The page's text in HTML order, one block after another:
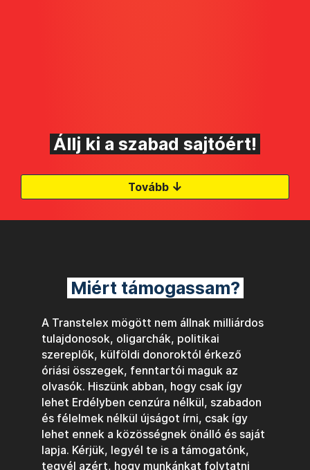
Állj ki a szabad sajtóért!
Tovább ↓
Miért támogassam?
A Transtelex mögött nem állnak milliárdos
tulajdonosok, oligarchák, politikai
szereplők, külföldi donoroktól érkező
óriási összegek, fenntartói maguk az
olvasók. Hiszünk abban, hogy csak így
lehet Erdélyben cenzúra nélkül, szabadon
és félelmek nélkül újságot írni, csak így
lehet ennek a közösségnek önálló és saját
lapja. Kérjük, legyél te is a támogatónk,
tegyél azért, hogy munkánkat folytatni